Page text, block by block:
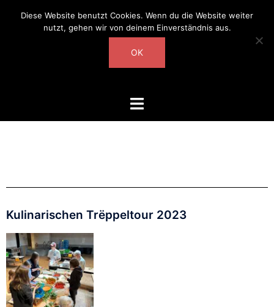
Kulinarischen Trëppeltour 2023
Diese Website benutzt Cookies. Wenn du die Website weiter
nutzt, gehen wir von deinem Einverständnis aus.
OK